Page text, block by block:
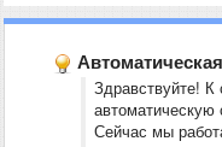
Здравствуйте!
Сейчас мы